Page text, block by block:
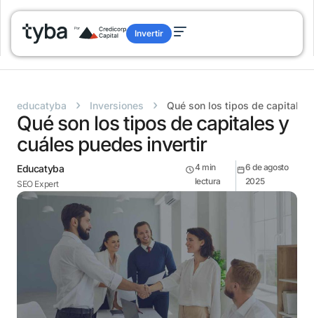
Invertir
educatyba › Inversiones › Qué son los tipos de
Qué son los tipos de capitales y
cuáles puedes invertir
Educatyba
SEO Expert
4 min
lectura
6 de agosto
2025